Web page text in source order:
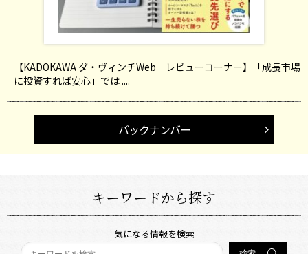
【KADOKAWA ダ・ヴィンチWeb レビューコーナー】「成長市場
に投資すれば安心」では ....
バックナンバー
キーワードから探す
気になる情報を検索